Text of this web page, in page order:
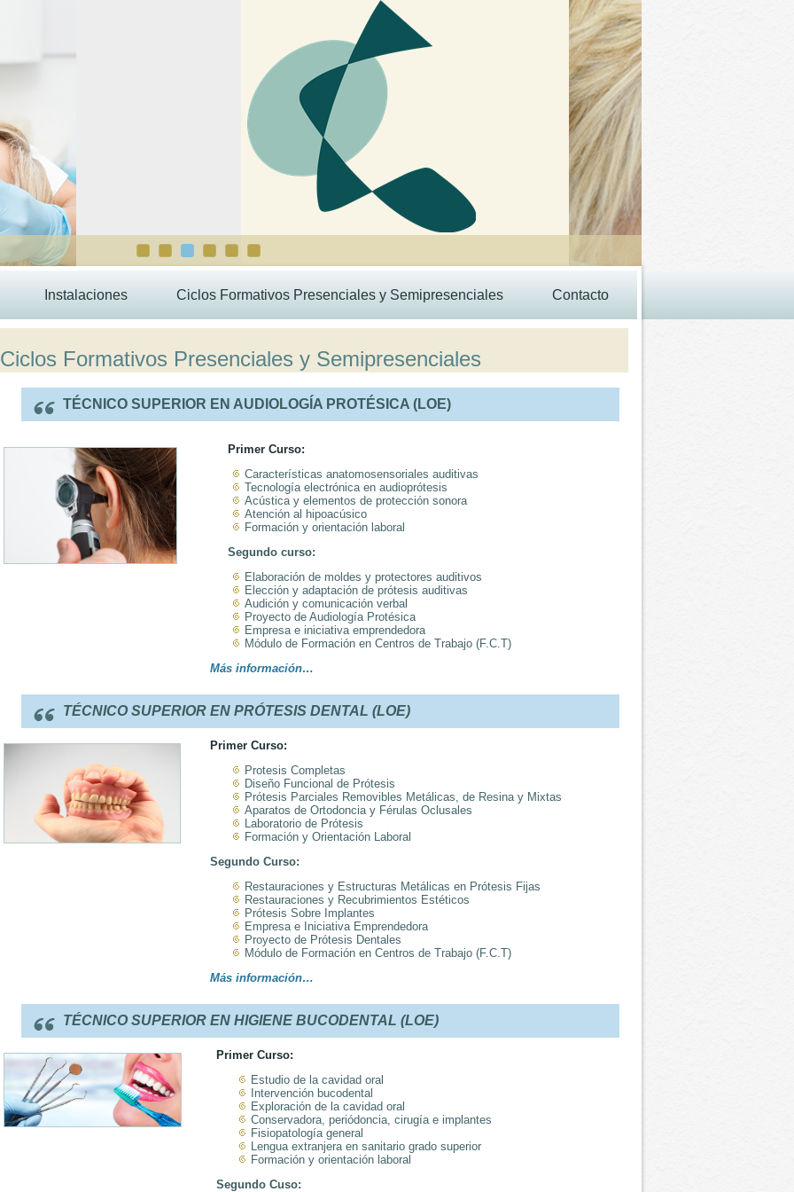
Instalaciones Ciclos Formativos Presenciales y Semipresenciales Contacto
Ciclos Formativos Presenciales y Semipresenciales
TÉCNICO SUPERIOR EN AUDIOLOGÍA PROTÉSICA (LOE)
Primer Curso:
Características anatomosensoriales auditivas
Tecnología electrónica en audioprótesis
Acústica y elementos de protección sonora
Atención al hipoacúsico
Formación y orientación laboral
Segundo curso:
Elaboración de moldes y protectores auditivos
Elección y adaptación de prótesis auditivas
Audición y comunicación verbal
Proyecto de Audiología Protésica
Empresa e iniciativa emprendedora
Módulo de Formación en Centros de Trabajo (F.C.T)
Más información…
TÉCNICO SUPERIOR EN PRÓTESIS DENTAL (LOE)
Primer Curso:
Protesis Completas
Diseño Funcional de Prótesis
Prótesis Parciales Removibles Metálicas, de Resina y Mixtas
Aparatos de Ortodoncia y Férulas Oclusales
Laboratorio de Prótesis
Formación y Orientación Laboral
Segundo Curso:
Restauraciones y Estructuras Metálicas en Prótesis Fijas
Restauraciones y Recubrimientos Estéticos
Prótesis Sobre Implantes
Empresa e Iniciativa Emprendedora
Proyecto de Prótesis Dentales
Módulo de Formación en Centros de Trabajo (F.C.T)
Más información…
TÉCNICO SUPERIOR EN HIGIENE BUCODENTAL (LOE)
Primer Curso:
Estudio de la cavidad oral
Intervención bucodental
Exploración de la cavidad oral
Conservadora, periódoncia, cirugía e implantes
Fisiopatología general
Lengua extranjera en sanitario grado superior
Formación y orientación laboral
Segundo Cuso: